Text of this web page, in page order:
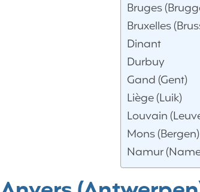
Bruges
Bruxelles
Dinant
Durbuy
Gand (Gent)
Liège (Luik)
Louvain
Mons (Bergen)
Namur